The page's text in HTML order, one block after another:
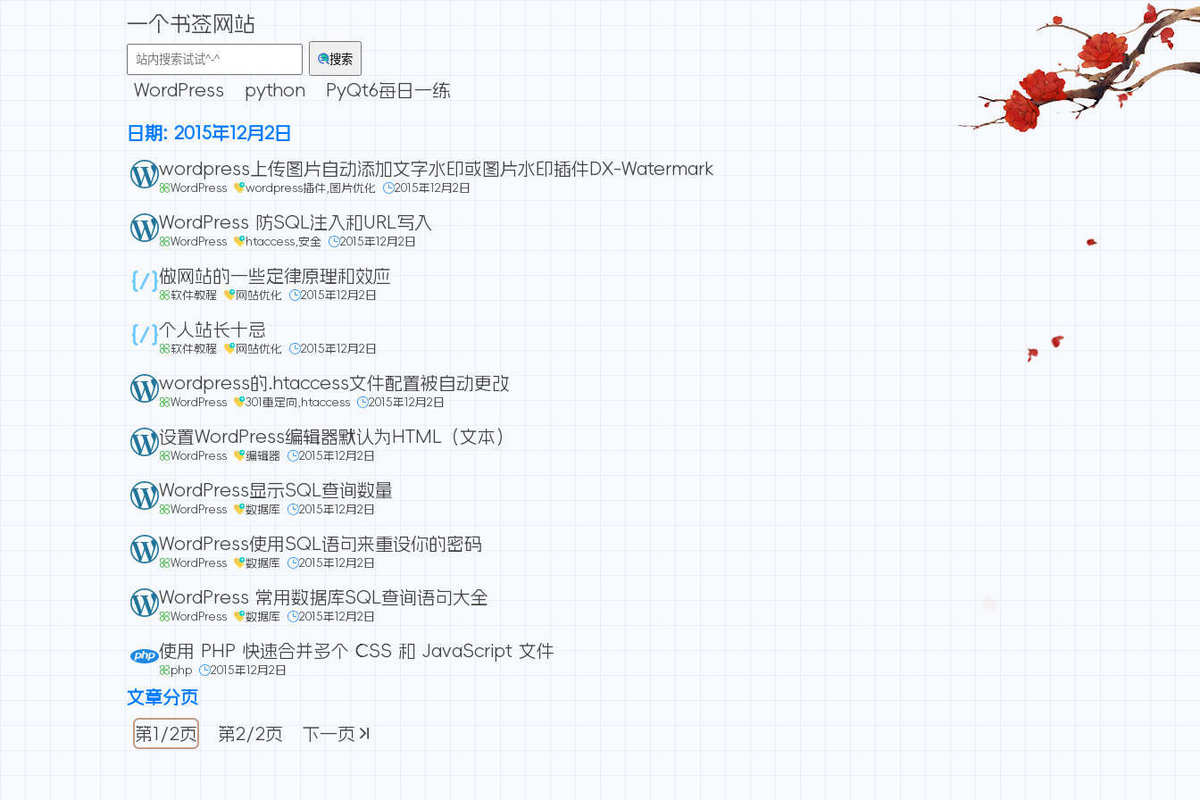
一个书签网站
搜索
WordPress python PyQt6每日一练
日期:2015年12月2日
wordpress上传图片自动添加文字水印或图片水印插件DX-Watermark
WordPress wordpress插件 图片优化 2015年12月2日
WordPress 防SQL注入和URL写入
WordPress htaccess ,安全 2015年12月2日
做网站的一些定律原理和效应
软件教程 网站优化 2015年12月2日
个人站长十忌
软件教程 网站优化 2015年12月2日
wordpress的.htaccess文件配置被自动更改
WordPress 301重定向 htaccess 2015年12月2日
设置WordPress编辑器默认为HTML（文本）
WordPress 编辑器 2015年12月2日
WordPress显示SQL查询数量
WordPress 数据库 2015年12月2日
WordPress使用SQL语句来重设你的密码
WordPress 数据库 2015年12月2日
WordPress 常用数据库SQL查询语句大全
WordPress 数据库 2015年12月2日
使用 PHP 快速合并多个 CSS 和 JavaScript 文件
php 2015年12月2日
文章分页
第1 /2页 第2 /2页 下一页